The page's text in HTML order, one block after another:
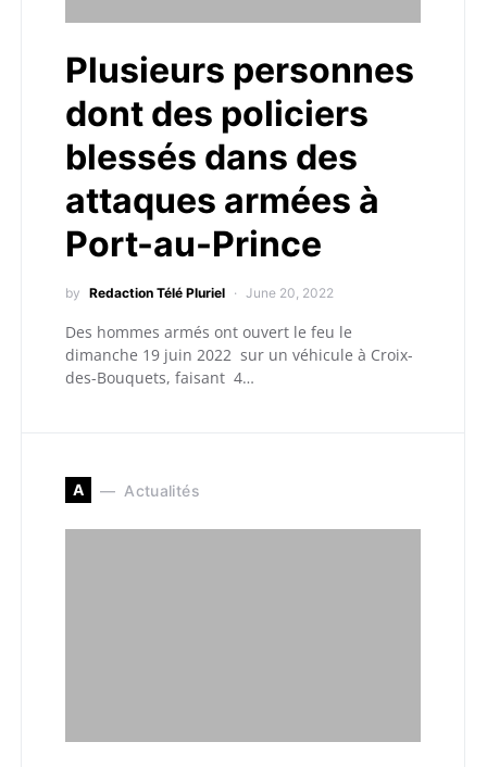
Plusieurs personnes
dont des policiers
blessés dans des
attaques armées à
Port-au-Prince
by Redaction Télé Pluriel June 20, 2022
Des hommes armés ont ouvert le feu le
dimanche 19 juin 2022 sur un véhicule à Croix-
des-Bouquets, faisant 4…
A Actualités